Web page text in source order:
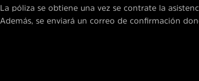
La póliza se obtiene una vez se contrate la
Además, se enviará un correo de confirmación